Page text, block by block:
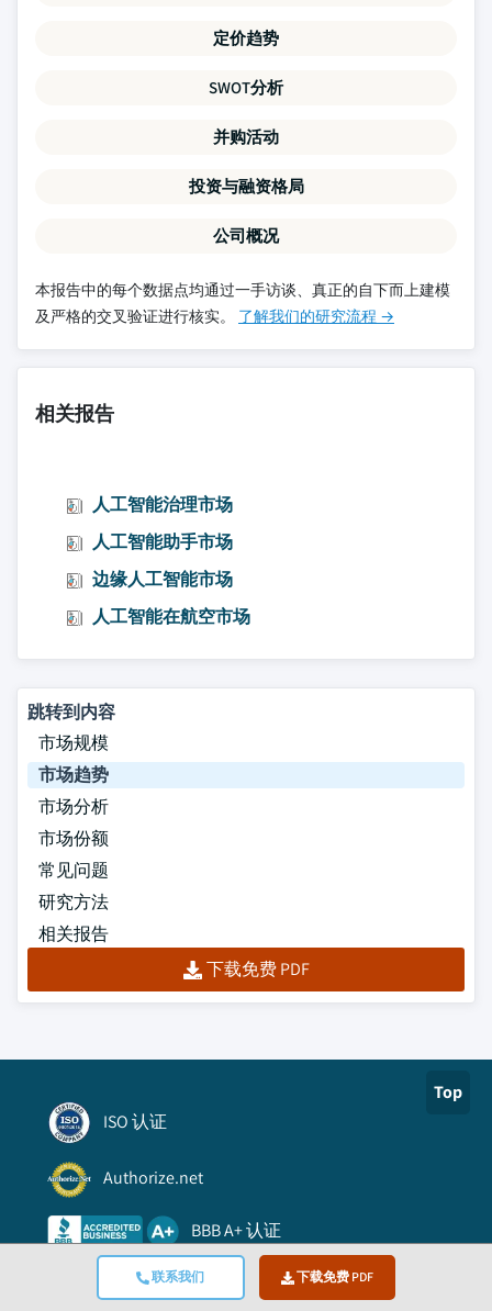
联系我们 下载免费 PDF
定价趋势
SWOT分析
并购活动
投资与融资格局
公司概况
本报告中的每个数据点均通过一手访谈、真正的自下而上建模
及严格的交叉验证进行核实。 了解我们的研究流程 →
相关报告
人工智能治理市场
人工智能助手市场
边缘人工智能市场
人工智能在航空市场
跳转到内容
市场规模
市场趋势
市场分析
市场份额
常见问题
研究方法
相关报告
下载免费 PDF
Top
ISO 认证
Authorize.net
BBB A+ 认证
Viking Cloud 信任认证